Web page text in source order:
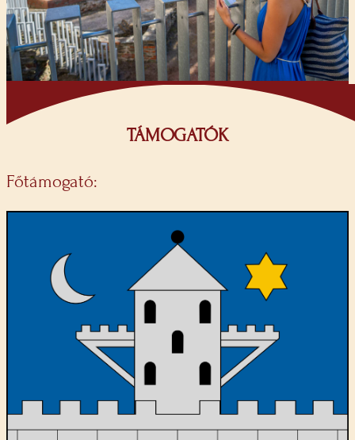
TÁMOGATÓK
Főtámogató: